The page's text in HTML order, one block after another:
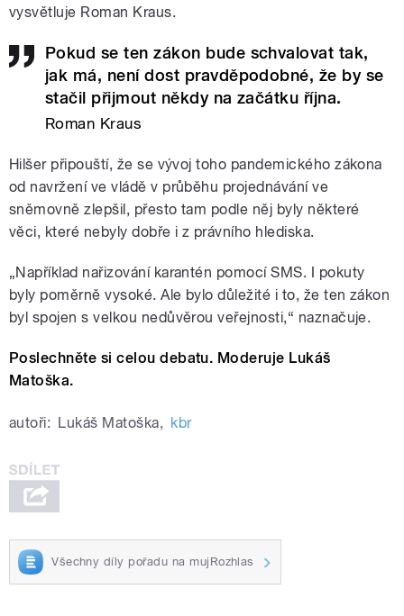
vysvětluje Roman Kraus.
Pokud se ten zákon bude schvalovat tak,
jak má, není dost pravděpodobné, že by se
stačil přijmout někdy na začátku října.
Roman Kraus
Hilšer připouští, že se vývoj toho pandemického zákona
od navržení ve vládě v průběhu projednávání ve
sněmovně zlepšil, přesto tam podle něj byly některé
věci, které nebyly dobře i z právního hlediska.
„Například nařizování karantén pomocí SMS. I pokuty
byly poměrně vysoké. Ale bylo důležité i to, že ten zákon
byl spojen s velkou nedůvěrou veřejnosti,“ naznačuje.
Poslechněte si celou debatu. Moderuje Lukáš
Matoška.
autoři: Lukáš Matoška, kbr
Všechny díly pořadu na mujRozhlas